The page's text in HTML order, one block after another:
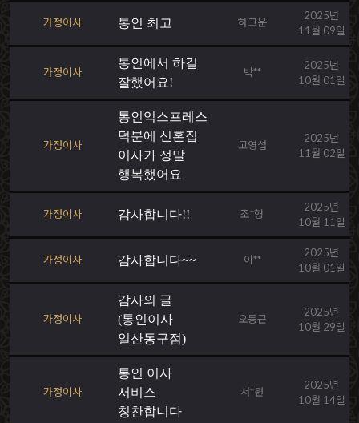
가정이사 통인 최고 하고운
2025년
11월 09일
가정이사
통인에서 하길
잘했어요!
박**
2025년
10월 01일
가정이사
통인익스프레스
덕분에 신혼집
이사가 정말
행복했어요
고영섭
2025년
11월 02일
가정이사 감사합니다!! 조*형
2025년
10월 11일
가정이사 감사합니다~~ 이**
2025년
10월 01일
가정이사
감사의 글
(통인이사
일산동구점)
오동근
2025년
10월 29일
가정이사
통인 이사
서비스
칭찬합니다
서*원
2025년
10월 14일